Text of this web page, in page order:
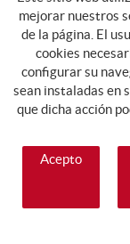
mejorar nuestros
de la página. El
cookies
configurar su
sean instaladas en
que dicha acción
Acepto